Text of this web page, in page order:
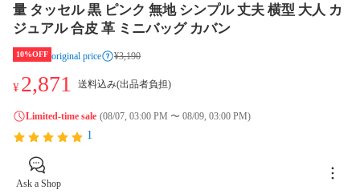
量 タッセル 黒 ピンク 無地 シンプル 丈夫 横型 大人 カ
ジュアル 合皮 革 ミニバッグ カバン
10%OFF original price ¥3,190
¥2,871 送料込み(出品者負担)
Limited-time sale (08/07, 03:00 PM 〜 08/09, 03:00 PM)
1
Ask a Shop